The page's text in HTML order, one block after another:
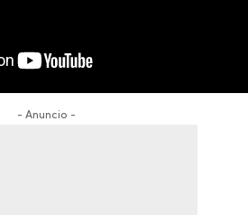
- Anuncio -